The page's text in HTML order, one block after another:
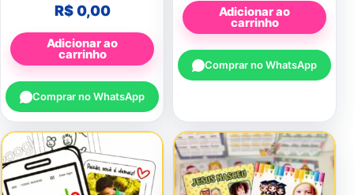
R$0,00
Adicionar ao
carrinho
Comprar no WhatsApp
Adicionar ao
carrinho
Comprar no WhatsApp